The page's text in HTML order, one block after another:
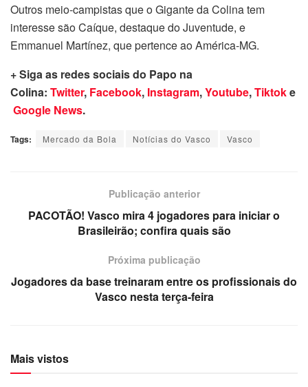
Outros meio-campistas que o Gigante da Colina tem
interesse são Caíque, destaque do Juventude, e
Emmanuel Martínez, que pertence ao América-MG.
+ Siga as redes sociais do Papo na
Colina: Twitter, Facebook, Instagram,Youtube,Tiktoke
Google News.
Tags: Mercado da Bola Notícias do Vasco Vasco
Publicação anterior
PACOTÃO! Vasco mira 4 jogadores para iniciar o
Brasileirão; confira quais são
Próxima publicação
Jogadores da base treinaram entre os profissionais do
Vasco nesta terça-feira
Mais vistos